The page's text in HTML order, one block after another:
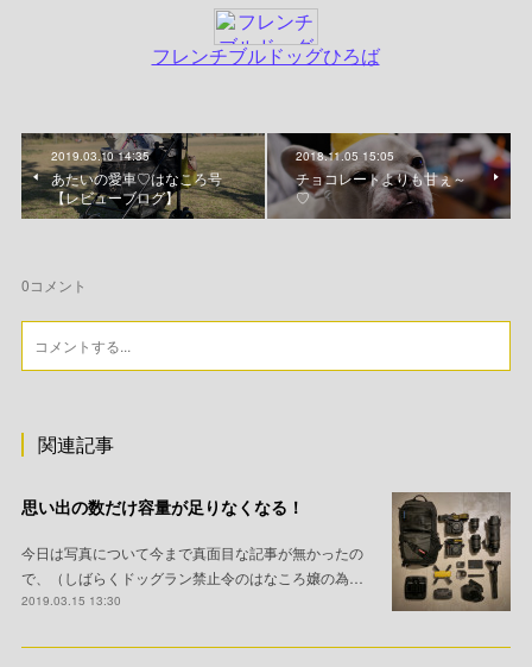
2019.03.10 14:35
あたいの愛車♡はなころ号
【レビューブログ】
2018.11.05 15:05
チョコレートよりも甘ぇ～
♡
0コメント
関連記事
思い出の数だけ容量が足りなくなる！
今日は写真について今まで真面目な記事が無かったの
で、（しばらくドッグラン禁止令のはなころ嬢の為…
2019.03.15 13:30